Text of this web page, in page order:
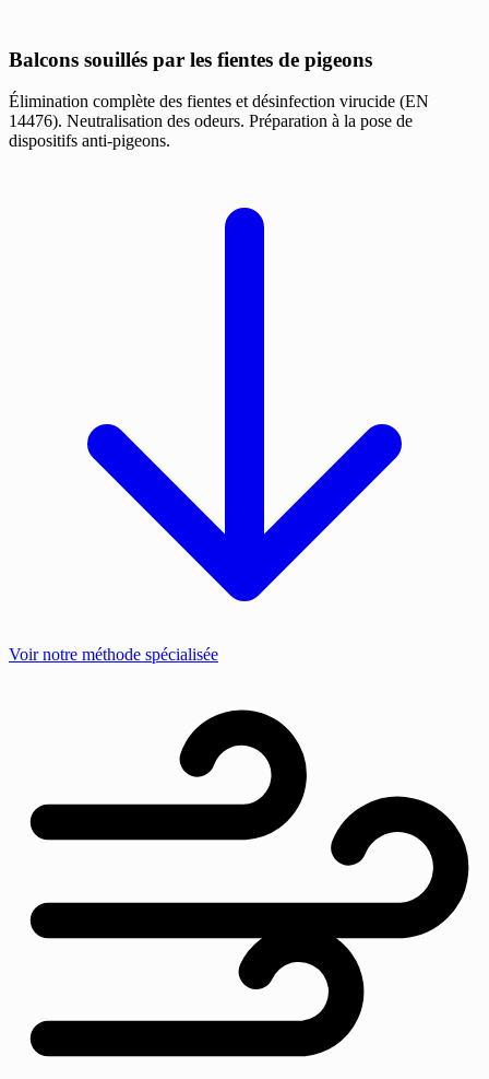
Balcons souillés par les fientes de pigeons
Élimination complète des fientes et désinfection virucide (EN
14476). Neutralisation des odeurs. Préparation à la pose de
dispositifs anti-pigeons.
Voir notre méthode spécialisée